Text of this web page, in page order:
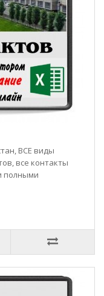
ВСЕ виды
все контакты
полными